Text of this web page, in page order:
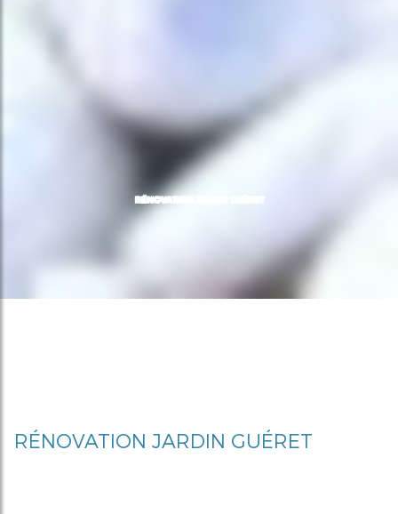
RÉNOVATION JARDIN GUÉRET
RÉNOVATION JARDIN GUÉRET